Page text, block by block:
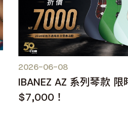
2026-06-08
IBANEZ AZ 系列琴款 限時現折
$7,000！